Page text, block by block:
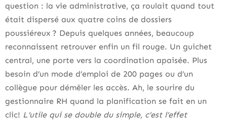
question : la vie administrative, ça roulait quand tout
était dispersé aux quatre coins de dossiers
poussiéreux ? Depuis quelques années, beaucoup
reconnaissent retrouver enfin un fil rouge. Un guichet
central, une porte vers la coordination apaisée. Plus
besoin d’un mode d’emploi de 200 pages ou d’un
collègue pour démêler les accès. Ah, le sourire du
gestionnaire RH quand la planification se fait en un
clic! L’utile qui se double du simple, c’est l’effet